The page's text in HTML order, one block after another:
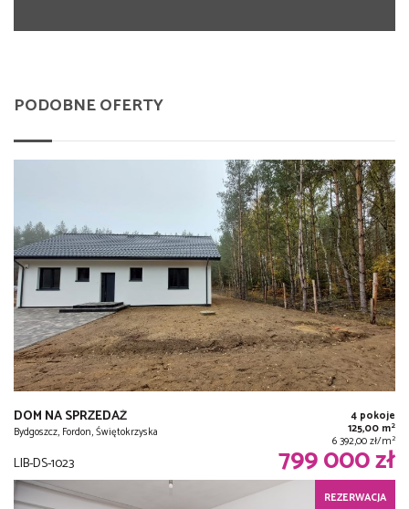
PODOBNE OFERTY
DOM NA SPRZEDAŻ
Bydgoszcz, Fordon, Świętokrzyska
4 pokoje
125,00 m2
6 392,00 zł/m2
LIB-DS-1023 799 000 zł
REZERWACJA